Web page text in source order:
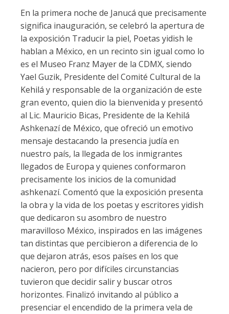
En la primera noche de Janucá que precisamente
significa inauguración, se celebró la apertura de
la exposición Traducir la piel, Poetas yidish le
hablan a México, en un recinto sin igual como lo
es el Museo Franz Mayer de la CDMX, siendo
Yael Guzik, Presidente del Comité Cultural de la
Kehilá y responsable de la organización de este
gran evento, quien dio la bienvenida y presentó
al Lic. Mauricio Bicas, Presidente de la Kehilá
Ashkenazí de México, que ofreció un emotivo
mensaje destacando la presencia judía en
nuestro país, la llegada de los inmigrantes
llegados de Europa y quienes conformaron
precisamente los inicios de la comunidad
ashkenazí. Comentó que la exposición presenta
la obra y la vida de los poetas y escritores yidish
que dedicaron su asombro de nuestro
maravilloso México, inspirados en las imágenes
tan distintas que percibieron a diferencia de lo
que dejaron atrás, esos países en los que
nacieron, pero por difíciles circunstancias
tuvieron que decidir salir y buscar otros
horizontes. Finalizó invitando al público a
presenciar el encendido de la primera vela de